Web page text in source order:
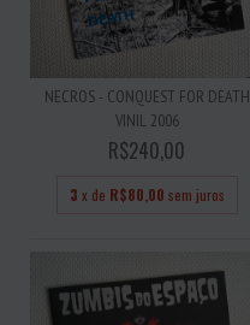
NECROS - CONQUEST FOR DEATH
VINIL 2006
R$240,00
3 x de R$80,00 sem juros